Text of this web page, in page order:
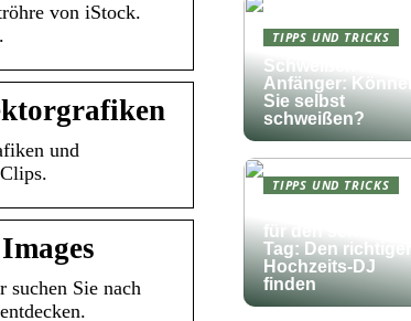
von iStock.
und
Sie nach
TIPPS UND TRICKS
Schweißen für
Anfänger: Können
Sie selbst
schweißen?
TIPPS UND TRICKS
für den schönsten
Tag: Den richtigen
Hochzeits-DJ
finden